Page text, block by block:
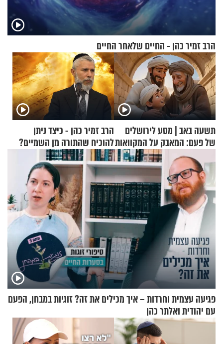
הרב זמיר כהן - החיים שלאחר החיים
תשעה באב | מסע לירושלים
של פעם: המאבק על המקוואות
הרב זמיר כהן - כיצד ניתן
להוכיח שהתורה מן השמיים?
פגיעה עצמית וחרדות – איך מכילים את זה? זוגיות במבחן, הפעם
עם יהודית ואלתר כהן